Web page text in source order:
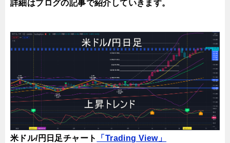
詳細はブログの記事で紹介していきます。
米ドル/円日足チャート 「Trading View」